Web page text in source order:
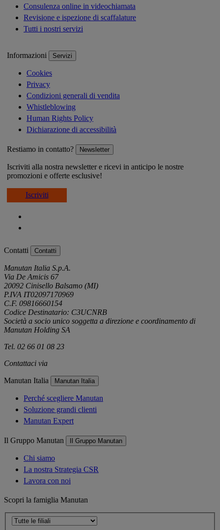
Consulenza online in videochiamata
Revisione e ispezione di scaffalature
Tutti i nostri servizi
Informazioni Servizi
Cookies
Privacy
Condizioni generali di vendita
Whistleblowing
Human Rights Policy
Dichiarazione di accessibilità
Restiamo in contatto? Newsletter
Iscriviti alla nostra newsletter e ricevi in anticipo le nostre
promozioni e offerte esclusive!
Iscriviti
Contatti Contatti
Manutan Italia S.p.A.
Via De Amicis 67
20092 Cinisello Balsamo (MI)
P.IVA IT02097170969
C.F. 09816660154
Codice Destinatario: C3UCNRB
Società a socio unico soggetta a direzione e coordinamento di
Manutan Holding SA
Tel. 02 66 01 08 23
Contattaci via
Manutan Italia Manutan Italia
Perché scegliere Manutan
Soluzione grandi clienti
Manutan Expert
Il Gruppo Manutan Il Gruppo Manutan
Chi siamo
La nostra Strategia CSR
Lavora con noi
Scopri la famiglia Manutan